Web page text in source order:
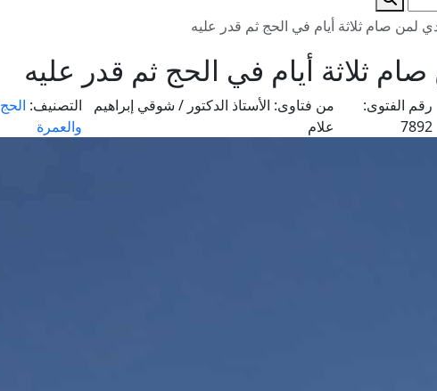
لمن صام ثلاثة أيام في الحج ثم قدر عليه
ثلاثة أيام في الحج ثم قدر عليه
رقم الفتوى:
7892
من فتاوى: الأستاذ الدكتور / شوقي إبراهيم
علام
التصنيف: الحج
والعمرة